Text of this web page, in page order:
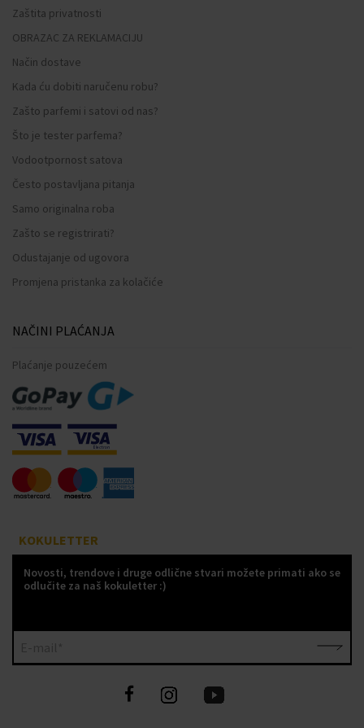
Zaštita privatnosti
OBRAZAC ZA REKLAMACIJU
Način dostave
Kada ću dobiti naručenu robu?
Zašto parfemi i satovi od nas?
Što je tester parfema?
Vodootpornost satova
Često postavljana pitanja
Samo originalna roba
Zašto se registrirati?
Odustajanje od ugovora
Promjena pristanka za kolačiće
NAČINI PLAĆANJA
Plaćanje pouzećem
KOKULETTER
Novosti, trendove i druge odlične stvari možete primati ako se
odlučite za naš kokuletter :)